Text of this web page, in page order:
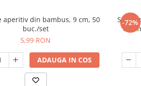
aperitiv din bambus, 9 cm, 50
buc./set
5,99 RON
ADAUGA IN COS
-72%
Set 24